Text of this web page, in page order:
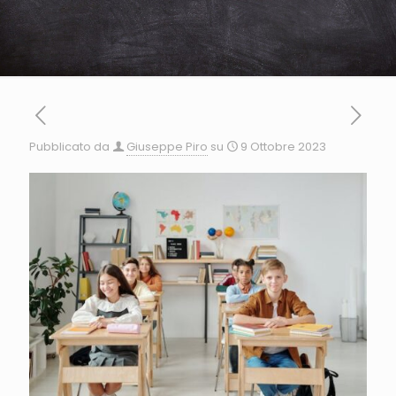
Pubblicato da Giuseppe Piro su 9 Ottobre 2023